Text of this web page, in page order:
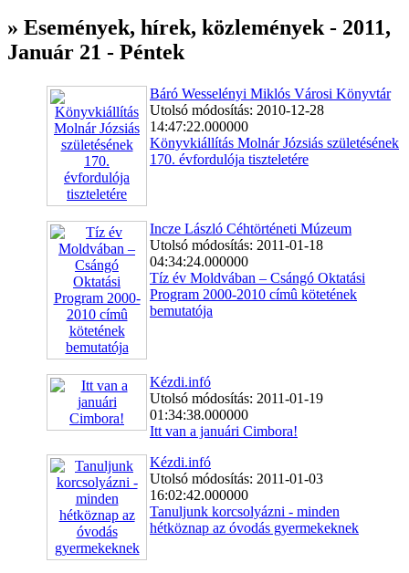
» Események, hírek, közlemények - 2011,
Január 21 - Péntek
Báró Wesselényi Miklós Városi Könyvtár
Utolsó módosítás: 2010-12-28
14:47:22.000000
Könyvkiállítás Molnár Józsiás születésének
170. évfordulója tiszteletére
Incze László Céhtörténeti Múzeum
Utolsó módosítás: 2011-01-18
04:34:24.000000
Tíz év Moldvában – Csángó Oktatási
Program 2000-2010 címû kötetének
bemutatója
Kézdi.infó
Utolsó módosítás: 2011-01-19
01:34:38.000000
Itt van a januári Cimbora!
Kézdi.infó
Utolsó módosítás: 2011-01-03
16:02:42.000000
Tanuljunk korcsolyázni - minden
hétköznap az óvodás gyermekeknek